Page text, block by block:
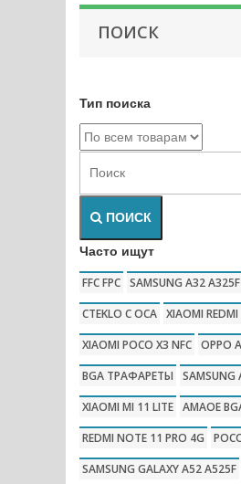
ПОИСК
Тип поиска
ПОИСК
Часто ищут
FFC FPC SAMSUNG A32 A325F
CTEKLO C OCA XIAOMI
XIAOMI POCO X3 NFC OPPO
BGA ТРАФАРЕТЫ
SAMSUNG
XIAOMI MI 11 LITE AMAOE
REDMI NOTE 11 PRO 4G
SAMSUNG GALAXY A52 A525F